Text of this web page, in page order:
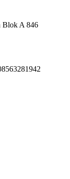
Blok A 846